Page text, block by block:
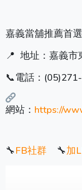
嘉義當舖推薦首
📍 地址：嘉義市
📞電話：
網站： https://
🔧FB社群 🔧加